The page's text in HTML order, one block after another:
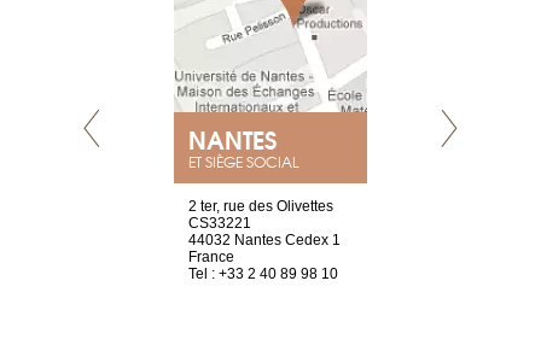
NANTES
ET SIÈGE SOCIAL
2 ter, rue des Olivettes
CS33221
44032 Nantes Cedex 1
France
Tel : +33 2 40 89 98 10